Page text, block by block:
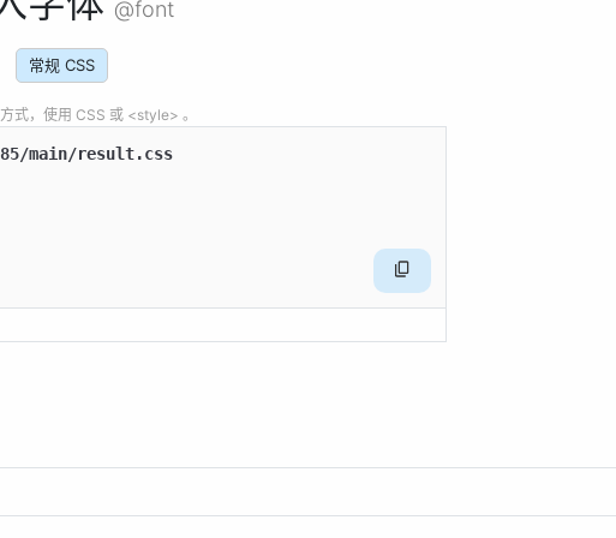
@font
常规 CSS
式，使用 CSS 或 <style> 。
main/result.css